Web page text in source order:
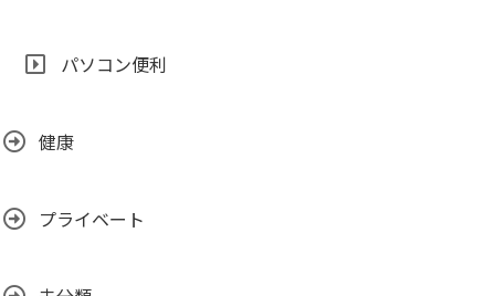
パソコン便利
健康
プライベート